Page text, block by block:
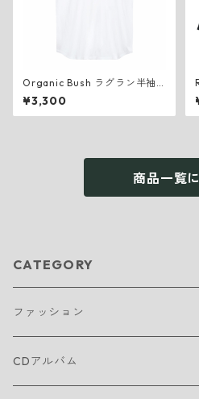
Organic Bush ラグラン半袖
ホワイト
¥3,300
商品一覧
CATEGORY
ファッション
T shirts
CDアルバム